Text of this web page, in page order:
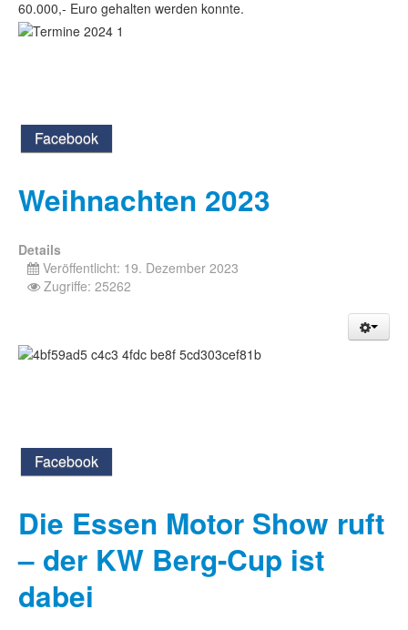
60.000,- Euro gehalten werden konnte.
Facebook
Weihnachten 2023
Details
Veröffentlicht: 19. Dezember 2023
Zugriffe: 25262
Facebook
Die Essen Motor Show ruft
– der KW Berg-Cup ist
dabei